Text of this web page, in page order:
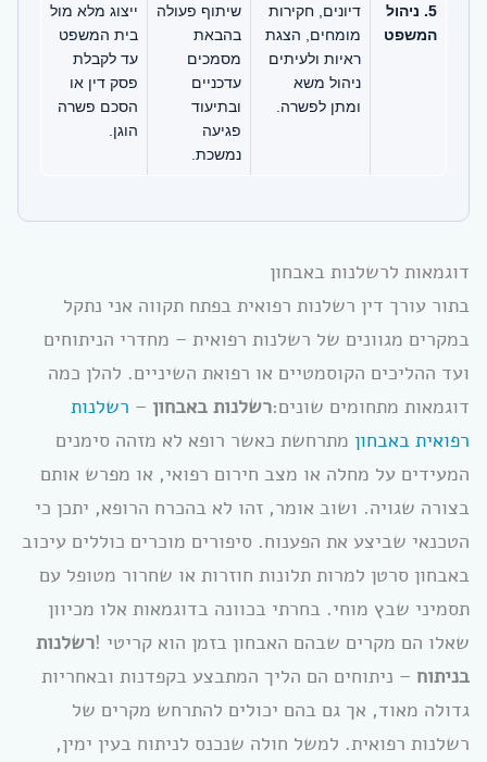
5. ניהול
המשפט
דיונים, חקירות
מומחים, הצגת
ראיות ולעיתים
ניהול משא
ומתן לפשרה.
שיתוף פעולה
בהבאת
מסמכים
עדכניים
ובתיעוד
פגיעה
נמשכת.
ייצוג מלא מול
בית המשפט
עד לקבלת
פסק דין או
הסכם פשרה
הוגן.
דוגמאות לרשלנות באבחון
בתור עורך דין רשלנות רפואית בפתח תקווה אני נתקל
במקרים מגוונים של רשלנות רפואית – מחדרי הניתוחים
ועד ההליכים הקוסמטיים או רפואת השיניים. להלן כמה
דוגמאות מתחומים שונים:רשלנות באבחון – רשלנות
רפואית באבחון מתרחשת כאשר רופא לא מזהה סימנים
המעידים על מחלה או מצב חירום רפואי, או מפרש אותם
בצורה שגויה. ושוב אומר, זהו לא בהכרח הרופא, יתכן כי
הטכנאי שביצע את הפענוח. סיפורים מוכרים כוללים עיכוב
באבחון סרטן למרות תלונות חוזרות או שחרור מטופל עם
תסמיני שבץ מוחי. בחרתי בכוונה בדוגמאות אלו מכיוון
שאלו הם מקרים שבהם האבחון בזמן הוא קריטי !רשלנות
בניתוח – ניתוחים הם הליך המתבצע בקפדנות ובאחריות
גדולה מאוד, אך גם בהם יכולים להתרחש מקרים של
רשלנות רפואית. למשל חולה שנכנס לניתוח בעין ימין,